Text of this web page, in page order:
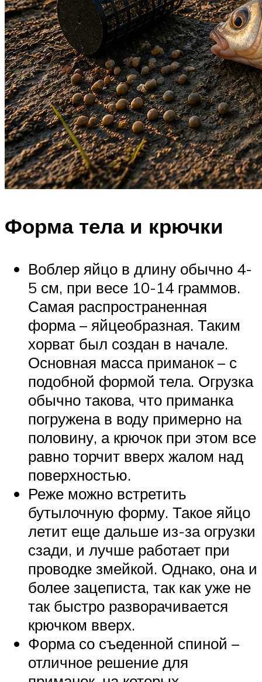
Форма тела и крючки
Воблер яйцо в длину обычно 4-
5 см, при весе 10-14 граммов.
Самая распространенная
форма – яйцеобразная. Таким
хорват был создан в начале.
Основная масса приманок – с
подобной формой тела. Огрузка
обычно такова, что приманка
погружена в воду примерно на
половину, а крючок при этом все
равно торчит вверх жалом над
поверхностью.
Реже можно встретить
бутылочную форму. Такое яйцо
летит еще дальше из-за огрузки
сзади, и лучше работает при
проводке змейкой. Однако, она и
более зацеписта, так как уже не
так быстро разворачивается
крючком вверх.
Форма со съеденной спиной –
отличное решение для